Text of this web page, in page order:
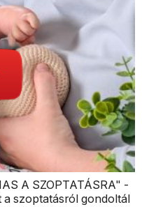
A SZOPTATÁSRA" -
a szoptatásról gondoltál